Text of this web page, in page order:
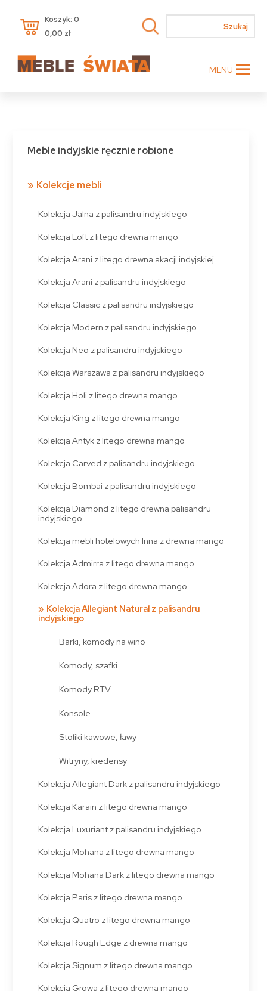
Koszyk: 0
0,00 zł
MENU
Meble indyjskie ręcznie robione
Kolekcje mebli
Kolekcja Jalna z palisandru indyjskiego
Kolekcja Loft z litego drewna mango
Kolekcja Arani z litego drewna akacji indyjskiej
Kolekcja Arani z palisandru indyjskiego
Kolekcja Classic z palisandru indyjskiego
Kolekcja Modern z palisandru indyjskiego
Kolekcja Neo z palisandru indyjskiego
Kolekcja Warszawa z palisandru indyjskiego
Kolekcja Holi z litego drewna mango
Kolekcja King z litego drewna mango
Kolekcja Antyk z litego drewna mango
Kolekcja Carved z palisandru indyjskiego
Kolekcja Bombai z palisandru indyjskiego
Kolekcja Diamond z litego drewna palisandru
indyjskiego
Kolekcja mebli hotelowych Inna z drewna mango
Kolekcja Admirra z litego drewna mango
Kolekcja Adora z litego drewna mango
Kolekcja Allegiant Natural z palisandru
indyjskiego
Barki, komody na wino
Komody, szafki
Komody RTV
Konsole
Stoliki kawowe, ławy
Witryny, kredensy
Kolekcja Allegiant Dark z palisandru indyjskiego
Kolekcja Karain z litego drewna mango
Kolekcja Luxuriant z palisandru indyjskiego
Kolekcja Mohana z litego drewna mango
Kolekcja Mohana Dark z litego drewna mango
Kolekcja Paris z litego drewna mango
Kolekcja Quatro z litego drewna mango
Kolekcja Rough Edge z drewna mango
Kolekcja Signum z litego drewna mango
Kolekcja Growa z litego drewna mango